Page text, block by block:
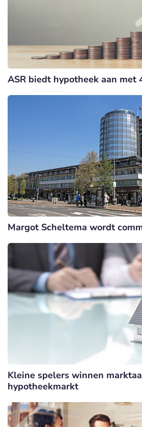
ASR biedt hypotheek aan met
Margot Scheltema wordt
Kleine spelers winnen
hypotheekmarkt